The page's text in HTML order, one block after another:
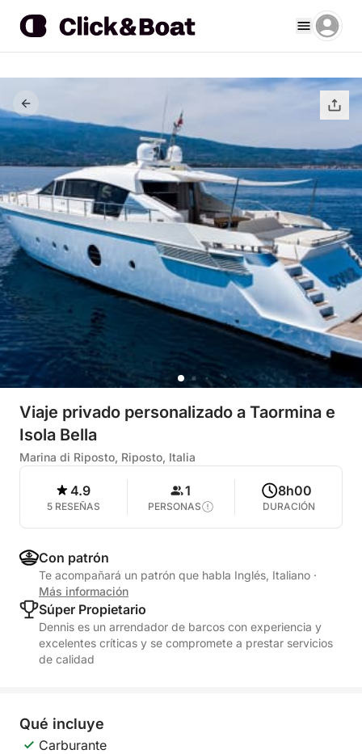
Viaje privado personalizado a Taormina e
Isola Bella
Marina di Riposto, Riposto, Italia
4.9
5 RESEÑAS
1
PERSONAS
8h00
DURACIÓN
Con patrón
Te acompañará un patrón que habla Inglés, Italiano ·
Más información
Súper Propietario
Dennis es un arrendador de barcos con experiencia y
excelentes críticas y se compromete a prestar servicios
de calidad
Qué incluye
Carburante